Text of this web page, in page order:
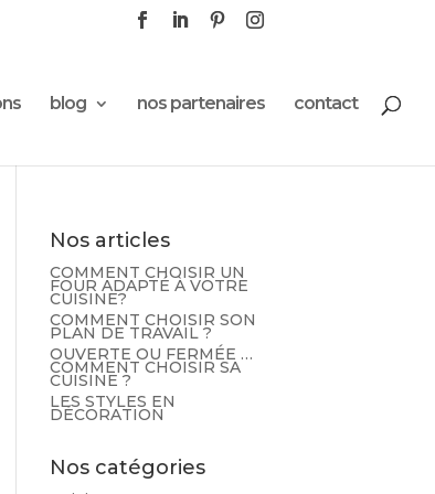
blog nos partenaires contact
Nos articles
COMMENT CHOISIR UN
FOUR ADAPTÉ À VOTRE
CUISINE?
COMMENT CHOISIR SON
PLAN DE TRAVAIL ?
OUVERTE OU FERMÉE …
COMMENT CHOISIR SA
CUISINE ?
LES STYLES EN
DÉCORATION
Nos catégories